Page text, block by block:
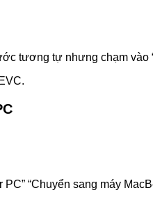
tương tự nhưng chạm vào
“Chuyển sang máy